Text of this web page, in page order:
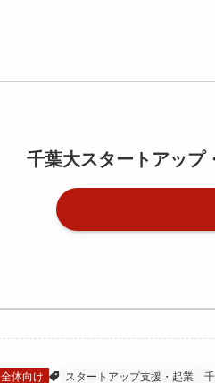
千葉大スタートアップ
全体向け スタートアップ支援・起業